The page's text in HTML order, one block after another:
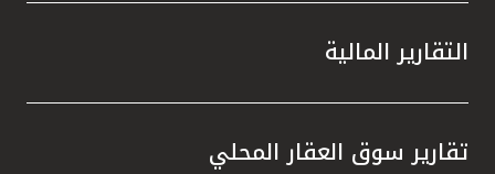
التقارير المالية
تقارير سوق العقار المحلي